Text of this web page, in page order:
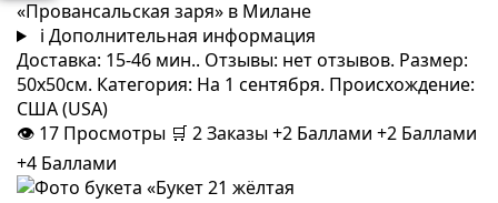
«Провансальская заря» в Милане
i Дополнительная информация
Доставка: 15-46 мин.. Отзывы: нет отзывов. Размер:
50x50см. Категория: На 1 сентября. Происхождение:
США (USA)
👁 17 Просмотры 🛒 2Заказы+2 Баллами +2 Баллами
+4 Баллами